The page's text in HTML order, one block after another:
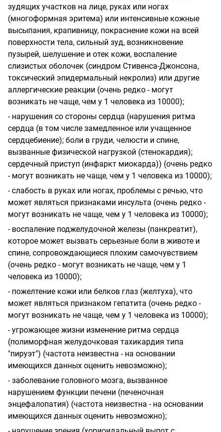
зудящих участков на лице, руках или ногах
(многоформная эритема) или интенсивные кожные
высыпания, крапивницу, покраснение кожи на всей
поверхности тела, сильный зуд, возникновение
пузырей, шелушение и отек кожи, воспаление
слизистых оболочек (синдром Стивенса-Джонсона,
токсический эпидермальный некролиз) или другие
аллергические реакции (очень редко - могут
возникать не чаще, чем у 1 человека из 10000);
- нарушения со стороны сердца (нарушения ритма
сердца (в том числе замедленное или учащенное
сердцебиение); боли в груди, челюсти и спине,
вызванные физической нагрузкой (стенокардия);
сердечный приступ (инфаркт миокарда)) (очень редко
- могут возникать не чаще, чем у 1 человека из 10000);
- слабость в руках или ногах, проблемы с речью, что
может являться признаками инсульта (очень редко -
могут возникать не чаще, чем у 1 человека из 10000);
- воспаление поджелудочной железы (панкреатит),
которое может вызвать серьезные боли в животе и
спине, сопровождающиеся плохим самочувствием
(очень редко - могут возникать не чаще, чем у 1
человека из 10000);
- пожелтение кожи или белков глаз (желтуха), что
может являться признаком гепатита (очень редко -
могут возникать не чаще, чем у 1 человека из 10000);
- угрожающее жизни изменение ритма сердца
(полиморфная желудочковая тахикардия типа
"пируэт") (частота неизвестна - на основании
имеющихся данных оценить невозможно);
- заболевание головного мозга, вызванное
нарушением функции печени (печеночная
энцефалопатия) (частота неизвестна - на основании
имеющихся данных оценить невозможно);